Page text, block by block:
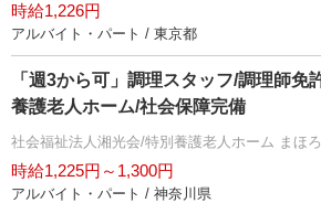
時給1,226円
アルバイト・パート / 東京都
「週3から可」調理スタッフ/調理師免
養護老人ホーム/社会保障完備
社会福祉法人湘光会/特別養護老人ホーム まほ
時給1,225円～1,300円
アルバイト・パート / 神奈川県